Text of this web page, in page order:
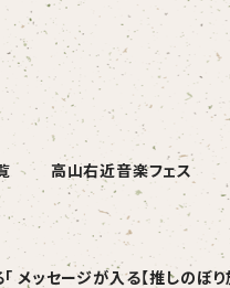
高山右近音楽フェス
メッセージが入る【推しのぼり